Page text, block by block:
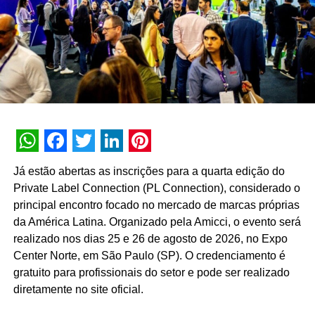
em:https://mansaoeverydayhero.com/congresso/
Mansão de empresários que promete faturar mais de
R$ 120 mil em menos de um mês
Por 28 dias, 12 empresários, de diferentes partes do
EveryDay Hero
, em Niterói, com uma função: criar uma
Michel Helal, especialista em produtividade com mais de
750 alunos ao redor do mundo.“Decidi ajudar os
membros da everyday hero – comunidade de
empreendedores – a executar mais, perder o medo de pôr
a cara na internet e tirar do papel seus projetos. O
objetivo é mostrar que pessoas podem começar do zero,
apenas com o algo que já dominam e aplicando
estratégias, ferramentas e uma metodologia que é
WhatsApp
Facebook
Twitter
LinkedIn
Pinterest
Já estão abertas as inscrições para a quarta edição do
Private Label Connection (PL Connection), considerado o
principal encontro focado no mercado de marcas próprias
da América Latina. Organizado pela Amicci, o evento será
realizado nos dias 25 e 26 de agosto de 2026, no Expo
Center Norte, em São Paulo (SP). O credenciamento é
gratuito para profissionais do setor e pode ser realizado
diretamente no site oficial.